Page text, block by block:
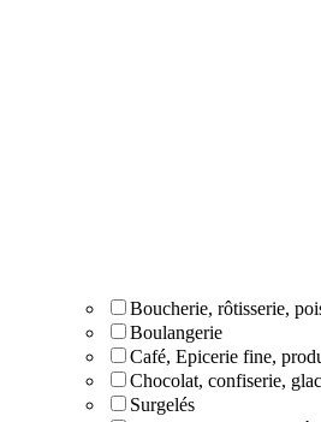
Boucherie, rôtisserie,
Boulangerie
Café, Epicerie fine,
Chocolat, confiserie,
Surgelés